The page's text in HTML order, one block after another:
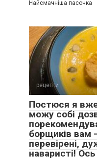
Найсмачніша пасочка
рецепти
Постюся я
можу собі
борщиків вам
перевірені,
наваристі!